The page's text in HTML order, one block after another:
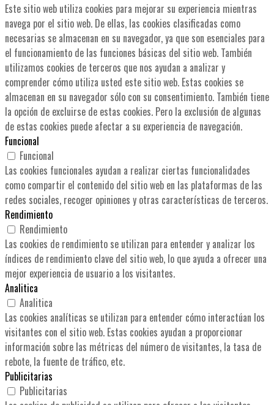
Este sitio web utiliza cookies para mejorar su experiencia mientras
navega por el sitio web. De ellas, las cookies clasificadas como
necesarias se almacenan en su navegador, ya que son esenciales para
el funcionamiento de las funciones básicas del sitio web. También
utilizamos cookies de terceros que nos ayudan a analizar y
comprender cómo utiliza usted este sitio web. Estas cookies se
almacenan en su navegador sólo con su consentimiento. También tiene
la opción de excluirse de estas cookies. Pero la exclusión de algunas
de estas cookies puede afectar a su experiencia de navegación.
Funcional
Funcional
Las cookies funcionales ayudan a realizar ciertas funcionalidades
como compartir el contenido del sitio web en las plataformas de las
redes sociales, recoger opiniones y otras características de terceros.
Rendimiento
Rendimiento
Las cookies de rendimiento se utilizan para entender y analizar los
índices de rendimiento clave del sitio web, lo que ayuda a ofrecer una
mejor experiencia de usuario a los visitantes.
Analitica
Analitica
Las cookies analíticas se utilizan para entender cómo interactúan los
visitantes con el sitio web. Estas cookies ayudan a proporcionar
información sobre las métricas del número de visitantes, la tasa de
rebote, la fuente de tráfico, etc.
Publicitarias
Publicitarias